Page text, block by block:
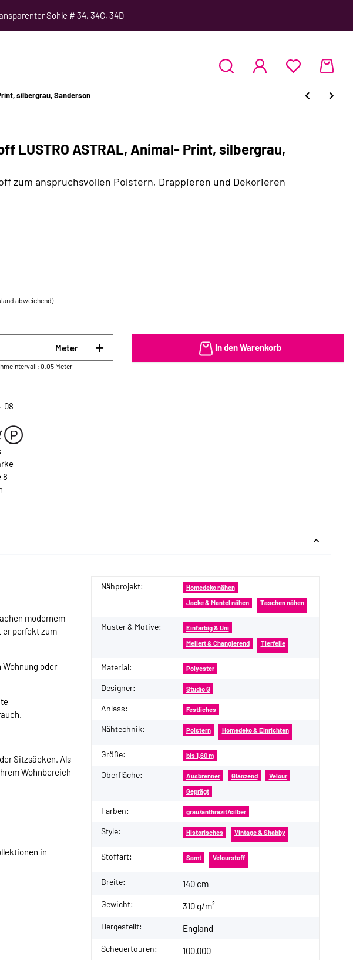
Sohle # 34, 34C, 34D
silbergrau, Sanderson
LUSTRO ASTRAL, Animal- Print, silbergrau,
zum anspruchsvollen Polstern, Drappieren und Dekorieren
abweichend)
Meter
0.05 Meter
In den Warenkorb
08
8
modernem
er perfekt zum
oder
Sitzsäcken. Als
Wohnbereich
in
Produkteigenschaft
Wert
Nähprojekt: Homedeko nähen
Jacke & Mantel nähen Taschen nähen
Muster & Motive: Einfarbig & Uni
Meliert & Changierend Tierfelle
Material: Polyester
Designer: Studio G
Anlass: Festliches
Nähtechnik: Polstern Homedeko & Einrichten
Größe: bis 1,60 m
Oberfläche: Ausbrenner Glänzend Velour
Geprägt
Farben: grau/anthrazit/silber
Style: Historisches Vintage & Shabby
Stoffart: Samt Velourstoff
Breite: 140 cm
Gewicht: 310 g/m²
Hergestellt: England
Scheuertouren: 100.000